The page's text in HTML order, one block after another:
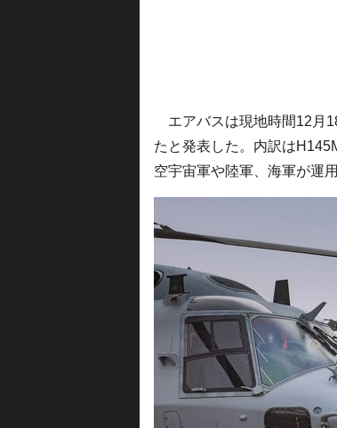
エアバスは現地時間12月
たと発表した。内訳は
空宇宙軍や陸軍、海軍が運用